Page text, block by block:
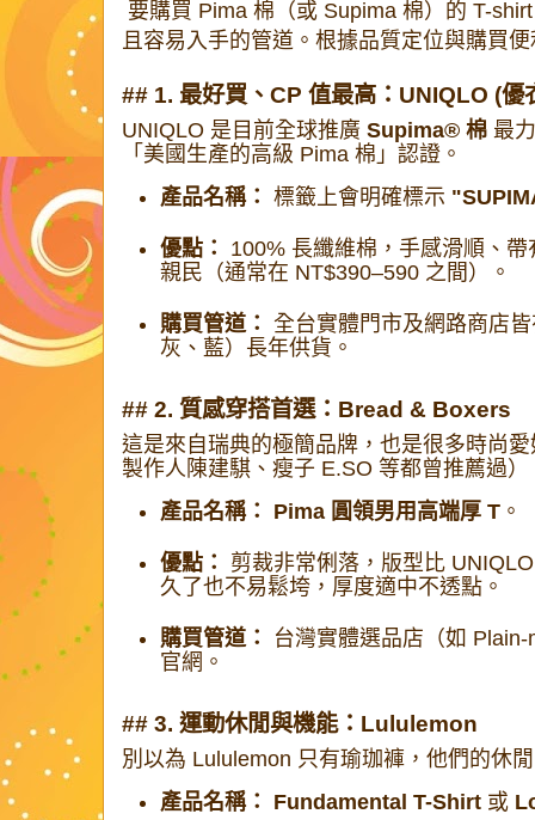
要購買 Pima 棉（或 Supima 棉）的 T-
且容易入手的管道。根據品質定位與購買
## 1. 最好買、CP 值最高：UNIQLO (優
UNIQLO 是目前全球推廣 Supima® 棉 最
「美國生產的高級 Pima 棉」認證。
產品名稱： 標籤上會明確標示
優點：
100% 長纖維棉，手感滑順、
親民（通常在 NT$390–590 之間）。
購買管道： 全台實體門市及網路商店
灰、藍）長年供貨。
## 2. 質感穿搭首選：Bread & Boxers
這是來自瑞典的極簡品牌，也是很多時尚
製作人陳建騏、瘦子 E.SO 等都曾推薦過）
產品名稱：
Pima 圓領男用高端厚 T 。
優點：
剪裁非常俐落，版型比
久了也不易鬆垮，厚度適中不透點。
購買管道：
台灣實體選品店（如
官網。
## 3. 運動休閒與機能：Lululemon
別以為 Lululemon 只有瑜珈褲，他們的休
產品名稱：
Fundamental T-Shirt 或